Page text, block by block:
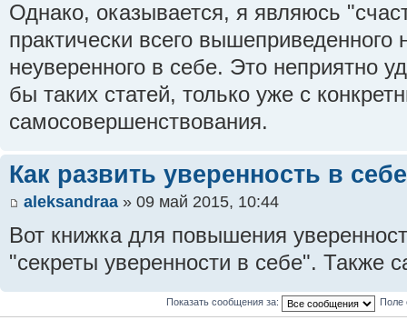
Однако, оказывается, я являюсь
практически всего вышеприведенного
неуверенного в себе. Это неприятно
бы таких статей, только уже с
самосовершенствования.
Как развить уверенность в себе
aleksandraa » 09 май 2015, 10:44
Вот книжка для повышения
"секреты уверенности в себе". Также
Показать сообщения за: Поле